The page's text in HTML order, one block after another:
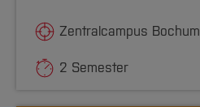
Zentralcampus Bochum
2 Semester